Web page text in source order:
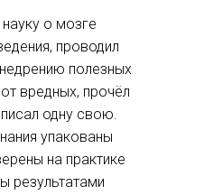
науку о мозге
проводил
полезных
вредных, прочёл
одну свою.
упакованы
на практике
результатами